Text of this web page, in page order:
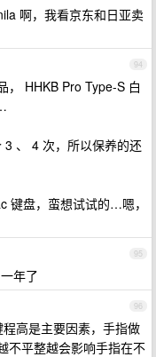
啊，我看京东和日亚卖
94
， HHKB Pro Type-S 白
、 4 次，所以保养的还
键盘，蛮想试试的…嗯，
95
年了
96
高是主要因素，手指做
不平整越会影响手指在不